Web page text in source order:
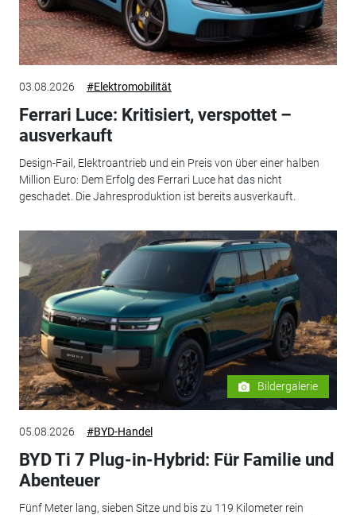
03.08.2026 #Elektromobilität
Ferrari Luce: Kritisiert, verspottet –
ausverkauft
Design-Fail, Elektroantrieb und ein Preis von über einer halben
Million Euro: Dem Erfolg des Ferrari Luce hat das nicht
geschadet. Die Jahresproduktion ist bereits ausverkauft.
Bildergalerie
05.08.2026 #BYD-Handel
BYD Ti 7 Plug-in-Hybrid: Für Familie und
Abenteuer
Fünf Meter lang, sieben Sitze und bis zu 119 Kilometer rein